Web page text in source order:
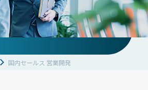
国内セールス 営業開発